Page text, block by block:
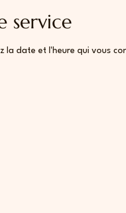
service
la date et l'heure qui vous